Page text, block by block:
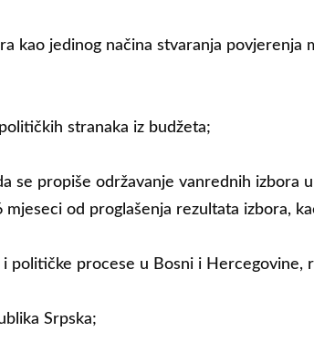
kao jedinog načina stvaranja povjerenja
stranaka iz budžeta;
se propiše održavanje vanrednih izbora
od proglašenja rezultata izbora,
političke procese u Bosni i Hercegovine,
Srpska;